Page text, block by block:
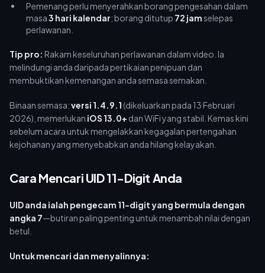
Pemenang perlu menyerahkan borang pengesahan dalam
masa3 hari kalendar; borang ditutup 72 jamselepas
perlawanan.
Tip pro: Rakam keseluruhan perlawanan dalam video. Ia
melindungi anda daripada pertikaian penipuan dan
membuktikan kemenangan anda semasa semakan.
Binaan semasa:versi 1.4.9.1 (dikeluarkan pada 13 Februari
2026), memerlukan iOS 13.0+ dan WiFi yang stabil. Kemas kini
sebelum acara untuk mengelakkan kegagalan pertengahan
kejohanan yang menyebabkan anda hilang kelayakan.
Cara Mencari UID 11-Digit Anda
UID anda ialah pengecam 11-digit yang bermula dengan
angka 7—butiran paling penting untuk menambah nilai dengan
betul.
Untuk mencari dan menyalinnya: